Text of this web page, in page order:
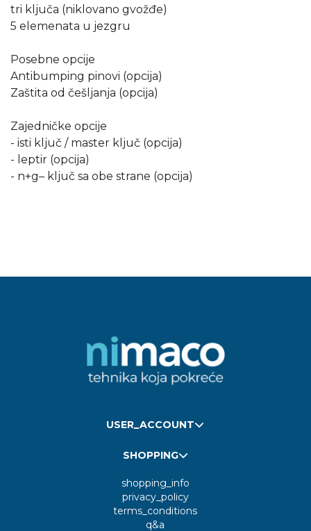
tri ključa (niklovano gvožđe)
5 elemenata u jezgru
Posebne opcije
Antibumping pinovi (opcija)
Zaštita od češljanja (opcija)
Zajedničke opcije
- isti ključ / master ključ (opcija)
- leptir (opcija)
- n+g– ključ sa obe strane (opcija)
USER_ACCOUNT
SHOPPING
shopping_info
privacy_policy
terms_conditions
q&a